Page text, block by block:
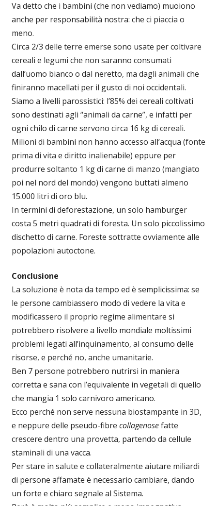
Va detto che i bambini (che non vediamo) muoiono
anche per responsabilità nostra: che ci piaccia o
meno.
Circa 2/3 delle terre emerse sono usate per coltivare
cereali e legumi che non saranno consumati
dall’uomo bianco o dal neretto, ma dagli animali che
finiranno macellati per il gusto di noi occidentali.
Siamo a livelli parossistici: l’85% dei cereali coltivati
sono destinati agli “animali da carne”, e infatti per
ogni chilo di carne servono circa 16 kg di cereali.
Milioni di bambini non hanno accesso all’acqua (fonte
prima di vita e diritto inalienabile) eppure per
produrre soltanto 1 kg di carne di manzo (mangiato
poi nel nord del mondo) vengono buttati almeno
15.000 litri di oro blu.
In termini di deforestazione, un solo hamburger
costa 5 metri quadrati di foresta. Un solo piccolissimo
dischetto di carne. Foreste sottratte ovviamente alle
popolazioni autoctone.
Conclusione
La soluzione è nota da tempo ed è semplicissima: se
le persone cambiassero modo di vedere la vita e
modificassero il proprio regime alimentare si
potrebbero risolvere a livello mondiale moltissimi
problemi legati all’inquinamento, al consumo delle
risorse, e perché no, anche umanitarie.
Ben 7 persone potrebbero nutrirsi in maniera
corretta e sana con l’equivalente in vegetali di quello
che mangia 1 solo carnivoro americano.
Ecco perché non serve nessuna biostampante in 3D,
e neppure delle pseudo-fibre collagenosefatte
crescere dentro una provetta, partendo da cellule
staminali di una vacca.
Per stare in salute e collateralmente aiutare miliardi
di persone affamate è necessario cambiare, dando
un forte e chiaro segnale al Sistema.